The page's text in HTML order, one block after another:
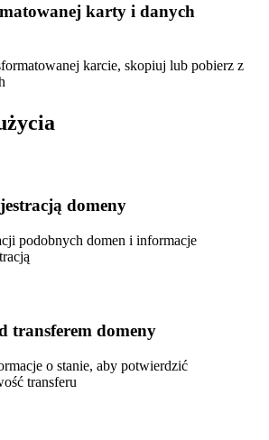
karty i danych
karcie, skopiuj lub pobierz z
domeny
podobnych domen i informacje
transferem domeny
o stanie, aby potwierdzić
transferu